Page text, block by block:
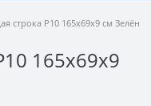
строка Р10 165x69x9 см Зелёная
165x69x9